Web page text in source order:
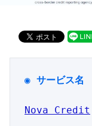
◉ サービス名
Nova Credit